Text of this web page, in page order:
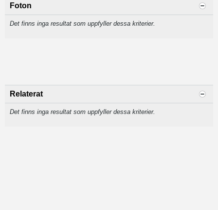
Foton
Det finns inga resultat som uppfyller dessa kriterier.
Relaterat
Det finns inga resultat som uppfyller dessa kriterier.